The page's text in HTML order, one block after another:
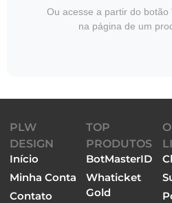
Ou acesse a partir do botão
na página de um
PLW
DESIGN
Início
Minha Conta
Contato
TOP
PRODUTOS
BotMasterID
Whaticket
Gold